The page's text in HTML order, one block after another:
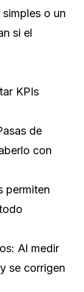
o un
si el
KPIs
de
con
permiten
Al medir
se corrigen